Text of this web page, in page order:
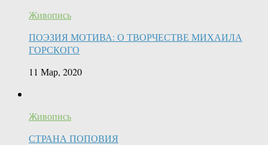
Живопись
ПОЭЗИЯ МОТИВА: О ТВОРЧЕСТВЕ МИХАИЛА
ГОРСКОГО
11 Мар, 2020
Живопись
СТРАНА ПОПОВИЯ